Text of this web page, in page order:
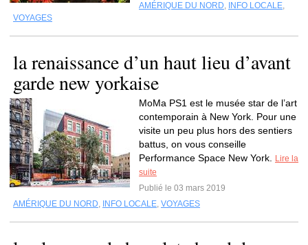
AMÉRIQUE DU NORD, INFO LOCALE,
VOYAGES
la renaissance d’un haut lieu d’avant
garde new yorkaise
MoMa PS1 est le musée star de l’art
contemporain à New York. Pour une
visite un peu plus hors des sentiers
battus, on vous conseille
Performance Space New York.
Lire la
suite
Publié le 03 mars 2019
AMÉRIQUE DU NORD, INFO LOCALE, VOYAGES